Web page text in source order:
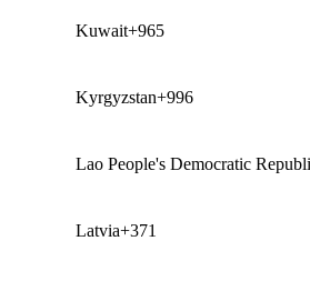
Kuwait+965
Kyrgyzstan+996
Lao People's Democratic
Latvia+371